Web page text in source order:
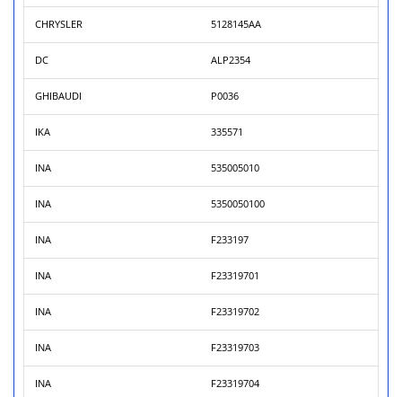
CHRYSLER 5128145AA
DC ALP2354
GHIBAUDI P0036
IKA 335571
INA 535005010
INA 5350050100
INA F233197
INA F23319701
INA F23319702
INA F23319703
INA F23319704